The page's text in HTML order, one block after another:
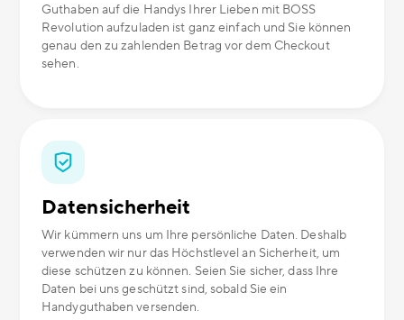
Guthaben auf die Handys Ihrer Lieben mit BOSS
Revolution aufzuladen ist ganz einfach und Sie können
genau den zu zahlenden Betrag vor dem Checkout
sehen.
Datensicherheit
Wir kümmern uns um Ihre persönliche Daten. Deshalb
verwenden wir nur das Höchstlevel an Sicherheit, um
diese schützen zu können. Seien Sie sicher, dass Ihre
Daten bei uns geschützt sind, sobald Sie ein
Handyguthaben versenden.